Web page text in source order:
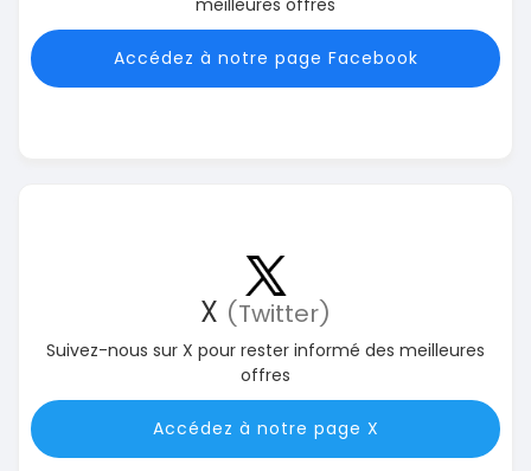
Accédez à notre page Facebook
X (Twitter)
Suivez-nous sur X pour rester informé des meilleures
offres
Accédez à notre page X